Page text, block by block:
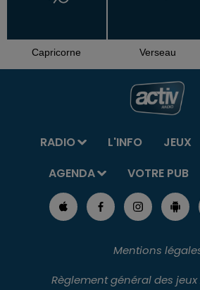
Capricorne Verseau
RADIO L'INFO JEUX
AGENDA
VOTRE PUB
Mentions
Règlement général des jeux